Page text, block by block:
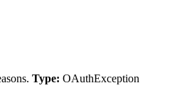
Type: OAuthException